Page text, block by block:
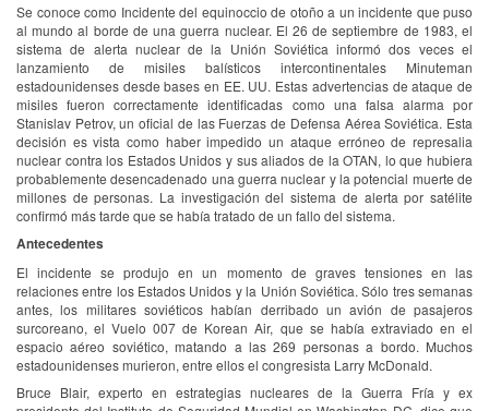
Se conoce como Incidente del equinoccio de otoño a un incidente que puso
al mundo al borde de una guerra nuclear. El 26 de septiembre de 1983, el
sistema de alerta nuclear de la Unión Soviética informó dos veces el
lanzamiento de misiles balísticos intercontinentales Minuteman
estadounidenses desde bases en EE. UU. Estas advertencias de ataque de
misiles fueron correctamente identificadas como una falsa alarma por
Stanislav Petrov, un oficial de las Fuerzas de Defensa Aérea Soviética. Esta
decisión es vista como haber impedido un ataque erróneo de represalia
nuclear contra los Estados Unidos y sus aliados de la OTAN, lo que hubiera
probablemente desencadenado una guerra nuclear y la potencial muerte de
millones de personas. La investigación del sistema de alerta por satélite
confirmó más tarde que se había tratado de un fallo del sistema.
Antecedentes
El incidente se produjo en un momento de graves tensiones en las
relaciones entre los Estados Unidos y la Unión Soviética. Sólo tres semanas
antes, los militares soviéticos habían derribado un avión de pasajeros
surcoreano, el Vuelo 007 de Korean Air, que se había extraviado en el
espacio aéreo soviético, matando a las 269 personas a bordo. Muchos
estadounidenses murieron, entre ellos el congresista Larry McDonald.
Bruce Blair, experto en estrategias nucleares de la Guerra Fría y ex